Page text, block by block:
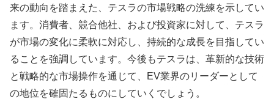
来の動向を踏まえた、テスラの市場戦略の洗練を示してい
ます。消費者、競合他社、および投資家に対して、テスラ
が市場の変化に柔軟に対応し、持続的な成長を目指してい
ることを強調しています。今後もテスラは、革新的な技術
と戦略的な市場操作を通じて、EV業界のリーダーとして
の地位を確固たるものにしていくでしょう。